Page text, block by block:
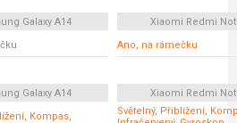
Galaxy A14
Xiaomi Redmi
Ano, na rámečku
Galaxy A14 Xiaomi Redmi
Kompas,
Světelný, Přiblížení,